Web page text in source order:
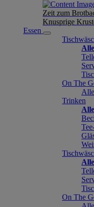
Zeit zum
Knusprige
Essen
On The
Trinken
On The